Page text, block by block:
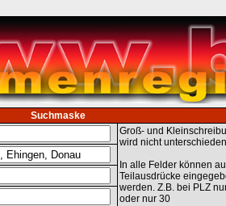
Suchmaske
Groß- und
wird nicht
In alle Felder können
Teilausdrücke
werden. Z.B. bei PLZ
oder nur 30